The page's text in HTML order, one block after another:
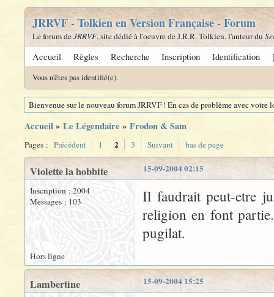
JRRVF - Tolkien en Version Française - Forum
Le forum deJRRVF, site dédié à l'oeuvre de J.R.R. Tolkien, l'auteur du
Accueil Règles Recherche Inscription Identification
Vous n'êtes pas identifié(e).
Bienvenue sur le nouveau forum JRRVF ! En cas de problème avec
Accueil» Le Légendaire » Frodon & Sam
Pages : Précédent 1 2 3 Suivant bas de page
15-09-2004 02:15
Violette la hobbite
Inscription : 2004
Messages : 103
Il faudrait peut-etre
religion en font
pugilat.
Hors ligne
15-09-2004 15:25
Lambertine